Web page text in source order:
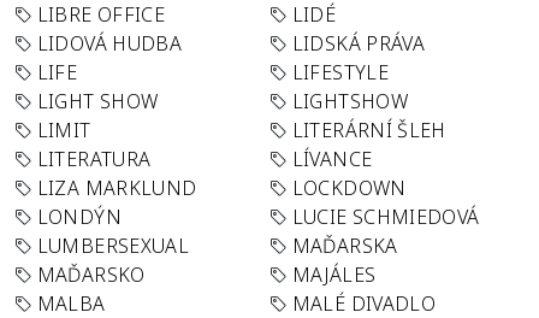
LIBRE OFFICE
LIDÉ
LIDOVÁ HUDBA
LIDSKÁ PRÁVA
LIFE
LIFESTYLE
LIGHT SHOW
LIGHTSHOW
LIMIT
LITERÁRNÍ ŠLEH
LITERATURA
LÍVANCE
LIZA MARKLUND
LOCKDOWN
LONDÝN
LUCIE SCHMIEDOVÁ
LUMBERSEXUAL
MAĎARSKA
MAĎARSKO
MAJÁLES
MALBA
MALÉ DIVADLO